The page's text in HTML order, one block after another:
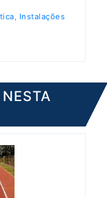
, Instalações